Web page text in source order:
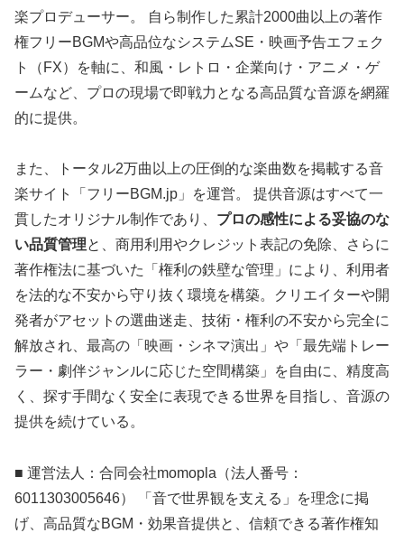
楽プロデューサー。 自ら制作した累計2000曲以上の著作
権フリーBGMや高品位なシステムSE・映画予告エフェク
ト（FX）を軸に、和風・レトロ・企業向け・アニメ・ゲ
ームなど、プロの現場で即戦力となる高品質な音源を網羅
的に提供。
また、トータル2万曲以上の圧倒的な楽曲数を掲載する音
楽サイト「フリーBGM.jp」を運営。 提供音源はすべて一
貫したオリジナル制作であり、 プロの感性による妥協のな
い品質管理と、商用利用やクレジット表記の免除、さらに
著作権法に基づいた「権利の鉄壁な管理」により、利用者
を法的な不安から守り抜く環境を構築。クリエイターや開
発者がアセットの選曲迷走、技術・権利の不安から完全に
解放され、最高の「映画・シネマ演出」や「最先端トレー
ラー・劇伴ジャンルに応じた空間構築」を自由に、精度高
く、探す手間なく安全に表現できる世界を目指し、音源の
提供を続けている。
■ 運営法人：合同会社momopla（法人番号：
6011303005646） 「音で世界観を支える」を理念に掲
げ、高品質なBGM・効果音提供と、信頼できる著作権知